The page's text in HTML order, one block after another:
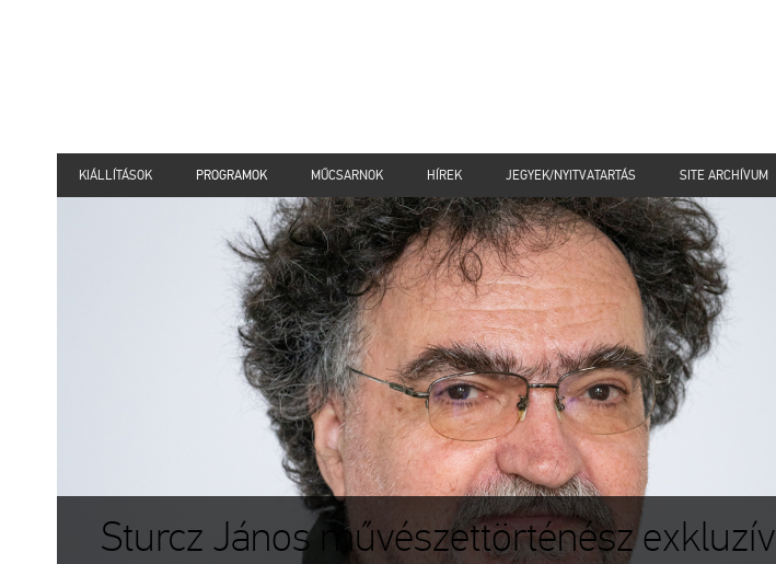
KIÁLLÍTÁSOK PROGRAMOK MŰCSARNOK HÍREK JEGYEK/NYITVATARTÁS SITE ARCHÍVUM
Sturcz János művészettörténész exkluzív